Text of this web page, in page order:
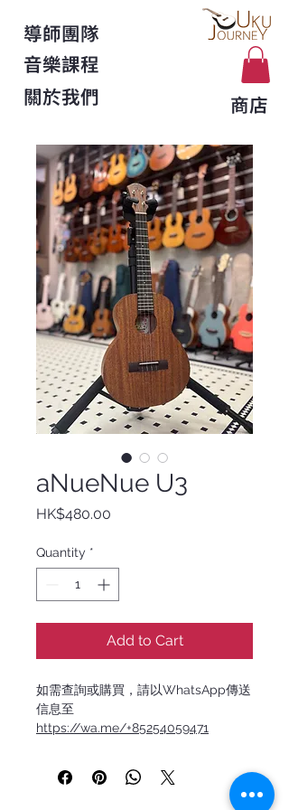
導師團隊
音樂課程
關於我們
商店
aNueNue U3
HK$480.00
Quantity *
Add to Cart
如需查詢或購買，請以WhatsApp傳送
信息至
https://wa.me/+85254059471
aNueNue彩虹人融合日本的精密工藝
與夏威夷的音樂靈魂。每一把琴都經過